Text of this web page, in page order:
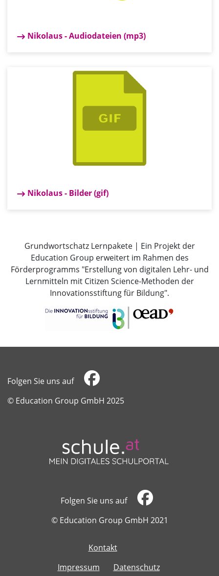
Nikolaus - Audiodateien (mp3)
Nikolaus - Bilder (gif)
Grundwortschatz Lernpakete | Ein Projekt der
Education Group erweitert im Rahmen des
Förderprogramms "Erstellung von digitalen Lehr- und
Lernmitteln mit Citizen Science-Methoden der
Innovationsstiftung für Bildung".
Folgen Sie uns auf
​​​​​​​© Education Group GmbH 2025
Folgen Sie uns auf
​​​​​​​© Education Group GmbH 2021
Kontakt
Impressum
Datenschutz